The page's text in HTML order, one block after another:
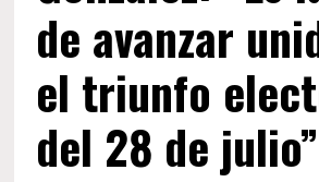
de avanzar
el triunfo
del 28 de julio”